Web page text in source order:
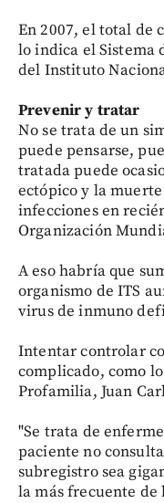
En 2007, el total de
lo indica el Sistema
del Instituto
Prevenir y tratar
No se trata de un
puede pensarse,
tratada puede
ectópico y la
infecciones en
Organización
A eso habría que
organismo de ITS
virus de inmuno
Intentar controlar
complicado, como
Profamilia, Juan
"Se trata de
paciente no
subregistro sea
la más frecuente de